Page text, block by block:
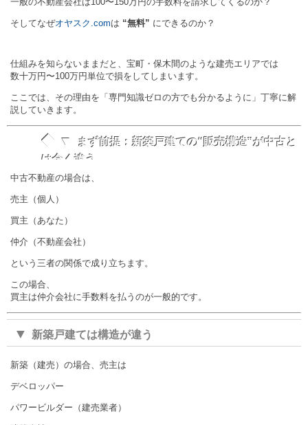
そしてなぜオヤスク.comは “無料” にできるのか？
仕組みを知らないままだと、宝町・保木間のような建売エリアでは
数十万円〜100万円単位で損をしてしまいます。
ここでは、その理由を「専門知識ゼロの方でも分かるように」丁寧に解
説していきます。
◆ ▼
まず前提：新築戸建ての“販売構造”が中古と
は全く違う
中古不動産の場合は、
売主（個人）
買主（あなた）
仲介（不動産会社）
という三者の関係で成り立ちます。
この場合、
買主は仲介会社に手数料を払うのが一般的です。
▼ 新築戸建ては構造が違う
新築（建売）の場合、売主は
デベロッパー
パワービルダー（建売業者）